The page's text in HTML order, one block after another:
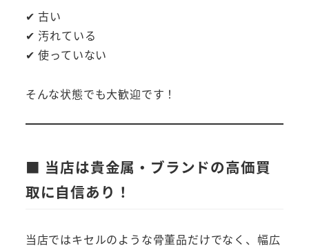
✔ 古い
✔ 汚れている
✔ 使っていない
そんな状態でも大歓迎です！
■ 当店は貴金属・ブランドの高価買
取に自信あり！
当店ではキセルのような骨董品だけでなく、幅広